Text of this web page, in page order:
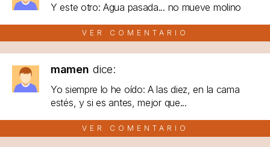
Y este otro: Agua pasada... no mueve molino
VER COMENTARIO
mamen dice:
Yo siempre lo he oído: A las diez, en la cama
estés, y si es antes, mejor que...
VER COMENTARIO